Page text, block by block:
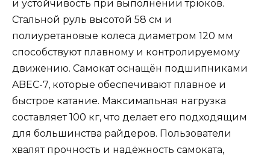
и устойчивость при выполнении трюков.
Стальной руль высотой 58 см и
полиуретановые колеса диаметром 120 мм
способствуют плавному и контролируемому
движению. Самокат оснащён подшипниками
ABEC-7, которые обеспечивают плавное и
быстрое катание. Максимальная нагрузка
составляет 100 кг, что делает его подходящим
для большинства райдеров. Пользователи
хвалят прочность и надёжность самоката,